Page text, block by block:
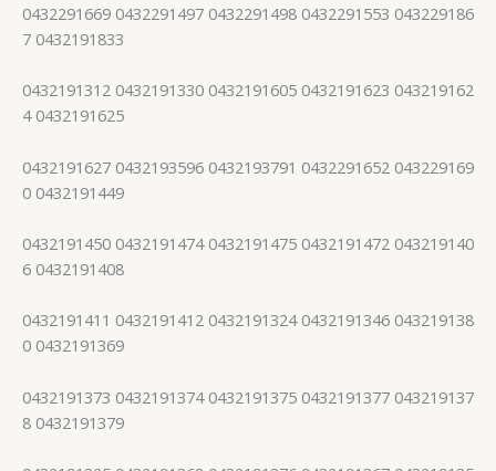
0432291669 0432291497 0432291498 0432291553 043229186
7 0432191833
0432191312 0432191330 0432191605 0432191623 043219162
4 0432191625
0432191627 0432193596 0432193791 0432291652 043229169
0 0432191449
0432191450 0432191474 0432191475 0432191472 043219140
6 0432191408
0432191411 0432191412 0432191324 0432191346 043219138
0 0432191369
0432191373 0432191374 0432191375 0432191377 043219137
8 0432191379